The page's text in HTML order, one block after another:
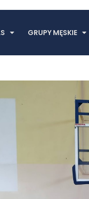
GRUPY MĘSKIE